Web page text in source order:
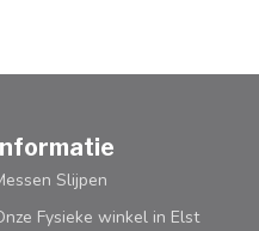
Slijpen
Fysieke winkel in Elst